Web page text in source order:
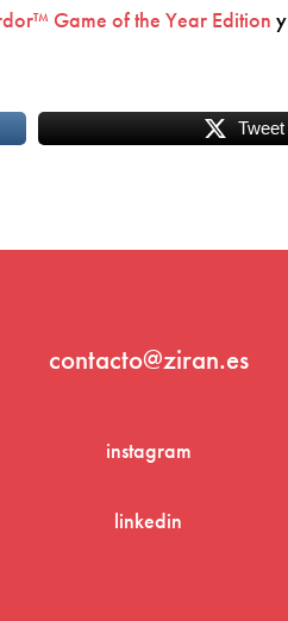
Game of the Year Edition y
Tweet
contacto@ziran.es
instagram
linkedin